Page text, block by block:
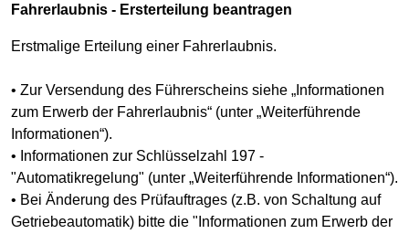
Fahrerlaubnis - Ersterteilung beantragen
Erstmalige Erteilung einer Fahrerlaubnis.
• Zur Versendung des Führerscheins siehe „Informationen
zum Erwerb der Fahrerlaubnis“ (unter „Weiterführende
Informationen“).
• Informationen zur Schlüsselzahl 197 -
"Automatikregelung" (unter „Weiterführende Informationen“).
• Bei Änderung des Prüfauftrages (z.B. von Schaltung auf
Getriebeautomatik) bitte die "Informationen zum Erwerb der